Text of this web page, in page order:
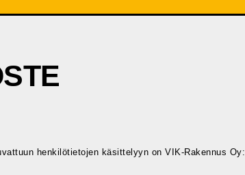
henkilötietojen käsittelyyn on VIK-Rakennus Oy: